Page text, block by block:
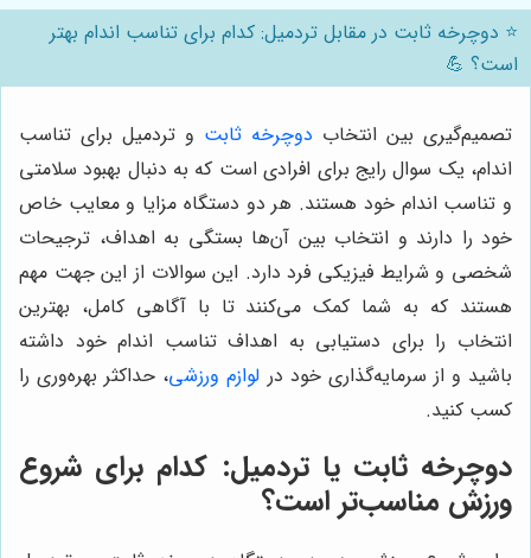
⭐️ دوچرخه ثابت در مقابل تردمیل: کدام برای تناسب اندام بهتر
است؟ 💪
تصمیم‌گیری بین انتخاب دوچرخه ثابت و تردمیل برای تناسب
اندام، یک سوال رایج برای افرادی است که به دنبال بهبود سلامتی
و تناسب اندام خود هستند. هر دو دستگاه مزایا و معایب خاص
خود را دارند و انتخاب بین آن‌ها بستگی به اهداف، ترجیحات
شخصی و شرایط فیزیکی فرد دارد. این سوالات از این جهت مهم
هستند که به شما کمک می‌کنند تا با آگاهی کامل، بهترین
انتخاب را برای دستیابی به اهداف تناسب اندام خود داشته
باشید و از سرمایه‌گذاری خود در لوازم ورزشی، حداکثر بهره‌وری را
کسب کنید.
دوچرخه ثابت یا تردمیل: کدام برای شروع
ورزش مناسب‌تر است؟